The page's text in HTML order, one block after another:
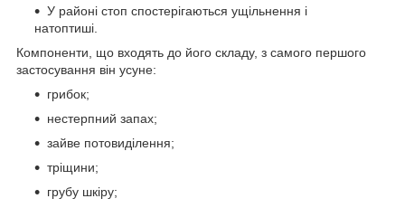
У районі стоп спостерігаються ущільнення і
натоптиші.
Компоненти, що входять до його складу, з самого першого
застосування він усуне:
грибок;
нестерпний запах;
зайве потовиділення;
тріщини;
грубу шкіру;